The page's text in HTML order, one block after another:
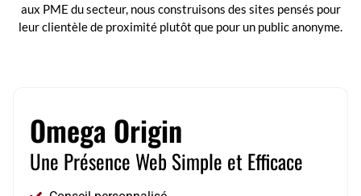
aux PME du secteur, nous construisons des sites pensés pour
leur clientèle de proximité plutôt que pour un public anonyme.
Omega Origin
Une Présence Web Simple et Efficace